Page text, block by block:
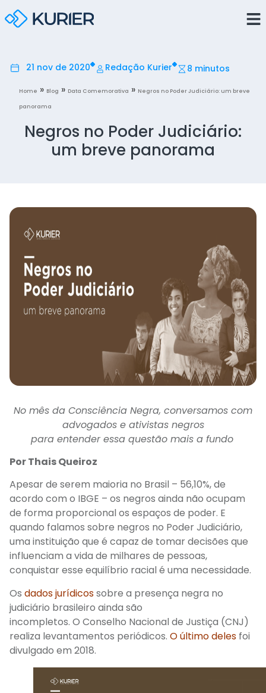
21 nov de 2020 Redação Kurier 8 minutos
Home » Blog » Data Comemorativa » Negros no Poder Judiciário: um breve
panorama
Negros no Poder Judiciário:
um breve panorama
No mês da Consciência Negra, conversamos com
advogados e ativistas negros
para entender essa questão mais a fundo
Por Thais Queiroz
Apesar de serem maioria no Brasil – 56,10%, de
acordo com o IBGE – os negros ainda não ocupam
de forma proporcional os espaços de poder. E
quando falamos sobre negros no Poder Judiciário,
uma instituição que é capaz de tomar decisões que
influenciam a vida de milhares de pessoas,
conquistar esse equilíbrio racial é uma necessidade.
Os dados jurídicossobre a presença negra no
judiciário brasileiro ainda são
incompletos. O Conselho Nacional de Justiça (CNJ)
realiza levantamentos periódicos. Oúltimodeles foi
divulgado em 2018.